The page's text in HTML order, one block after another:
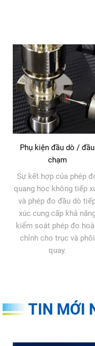
Phụ kiện đầu dò / đầu
chạm
Sự kết hợp của phép
quang học không tiếp
và phép đo đầu dò
xúc cung cấp khả
kiểm soát phép đo
chỉnh cho trục và phôi
quay.
TIN MỚI